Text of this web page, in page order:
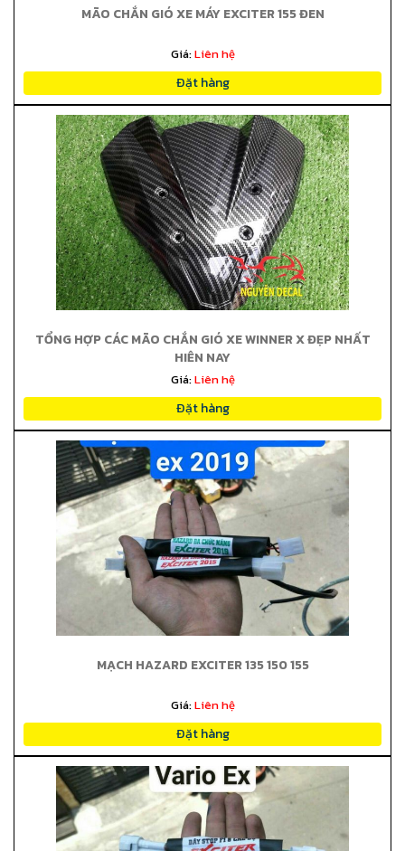
MÃO CHẮN GIÓ XE MÁY EXCITER 155 ĐEN
Giá:Liên hệ
Đặt hàng
TỔNG HỢP CÁC MÃO CHẮN GIÓ XE WINNER X ĐẸP NHẤT
HIỆN NAY
Giá:Liên hệ
Đặt hàng
MẠCH HAZARD EXCITER 135 150 155
Giá:Liên hệ
Đặt hàng